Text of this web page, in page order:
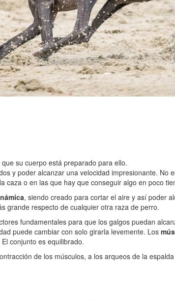
su cuerpo está preparado para ello.
y poder alcanzar una velocidad impresionante.
o en las que hay que conseguir algo en poco
, siendo creado para cortar el aire y así poder
grande respecto de cualquier otra raza de perro.
fundamentales para que los galgos puedan
puede cambiar con solo girarla levemente. Los
El conjunto es equilibrado.
de los músculos, a los arqueos de la